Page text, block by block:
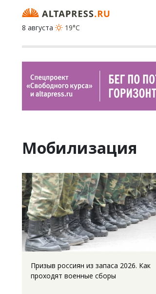
8 августа
19°C
Мобилизация
Призыв россиян из запаса 2026. Как
проходят военные сборы